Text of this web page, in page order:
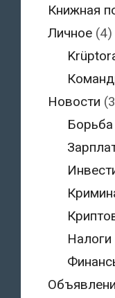
Книжная
Личное(4)
Новости
Налоги